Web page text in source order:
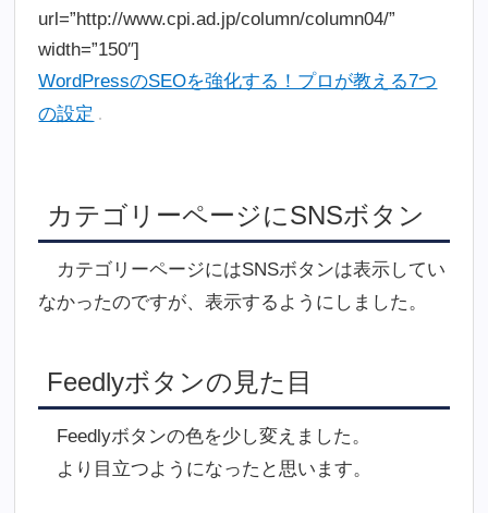
url=”http://www.cpi.ad.jp/column/column04/”
width=”150″]
WordPressのSEOを強化する！プロが教える7つ
の設定
カテゴリーページにSNSボタン
カテゴリーページにはSNSボタンは表示してい
なかったのですが、表示するようにしました。
Feedlyボタンの見た目
Feedlyボタンの色を少し変えました。
より目立つようになったと思います。